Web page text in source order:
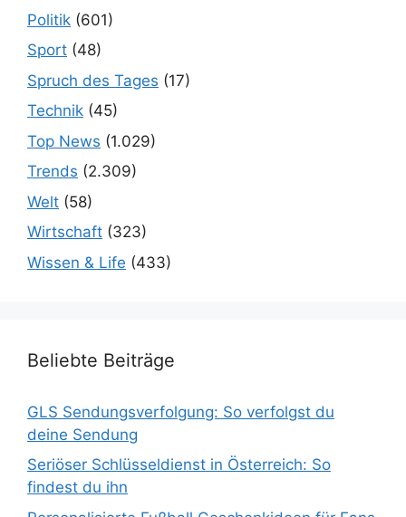
Politik (601)
Sport (48)
Spruch des Tages (17)
Technik (45)
Top News (1.029)
Trends (2.309)
Welt (58)
Wirtschaft (323)
Wissen & Life (433)
Beliebte Beiträge
GLS Sendungsverfolgung: So verfolgst du
deine Sendung
Seriöser Schlüsseldienst in Österreich: So
findest du ihn